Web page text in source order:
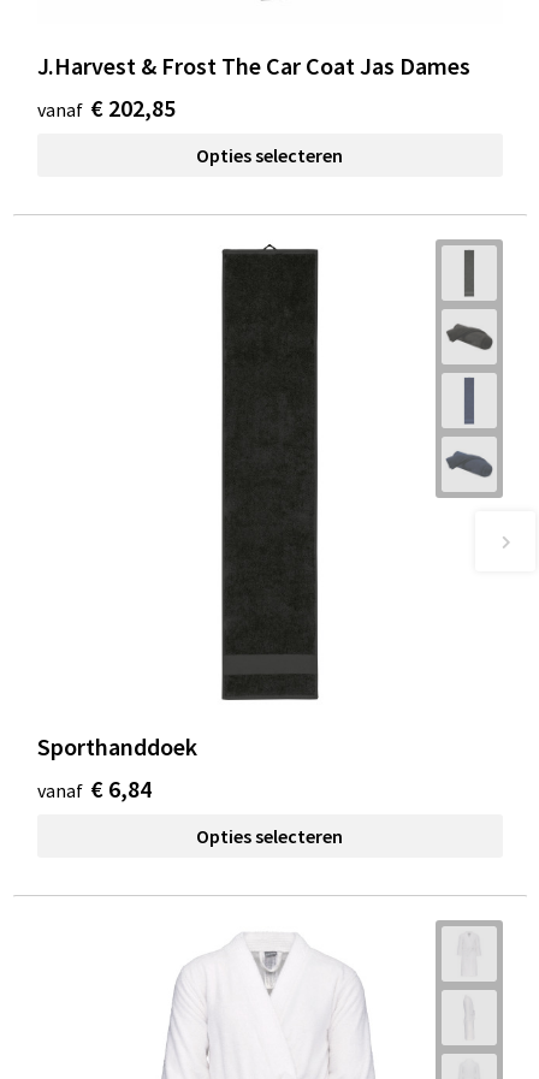
J.Harvest & Frost The Car Coat Jas Dames
vanaf € 202,85
Opties selecteren
Sporthanddoek
vanaf € 6,84
Opties selecteren